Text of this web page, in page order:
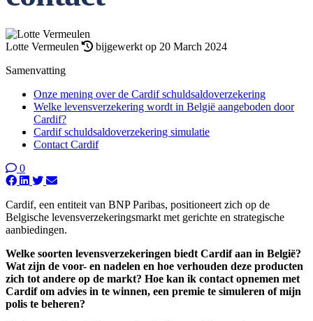
Lotte Vermeulen
bijgewerkt op 20 March 2024
Samenvatting
Onze mening over de Cardif schuldsaldoverzekering
Welke levensverzekering wordt in België aangeboden door
Cardif?
Cardif schuldsaldoverzekering simulatie
Contact Cardif
0
Cardif, een entiteit van BNP Paribas, positioneert zich op de
Belgische levensverzekeringsmarkt met gerichte en strategische
aanbiedingen.
Welke soorten levensverzekeringen biedt Cardif aan in België?
Wat zijn de voor- en nadelen en hoe verhouden deze producten
zich tot andere op de markt? Hoe kan ik contact opnemen met
Cardif om advies in te winnen, een premie te simuleren of mijn
polis te beheren?